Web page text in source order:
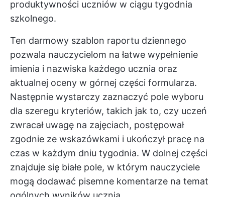
produktywności uczniów w ciągu tygodnia
szkolnego.
Ten darmowy szablon raportu dziennego
pozwala nauczycielom na łatwe wypełnienie
imienia i nazwiska każdego ucznia oraz
aktualnej oceny w górnej części formularza.
Następnie wystarczy zaznaczyć pole wyboru
dla szeregu kryteriów, takich jak to, czy uczeń
zwracał uwagę na zajęciach, postępował
zgodnie ze wskazówkami i ukończył pracę na
czas w każdym dniu tygodnia. W dolnej części
znajduje się białe pole, w którym nauczyciele
mogą dodawać pisemne komentarze na temat